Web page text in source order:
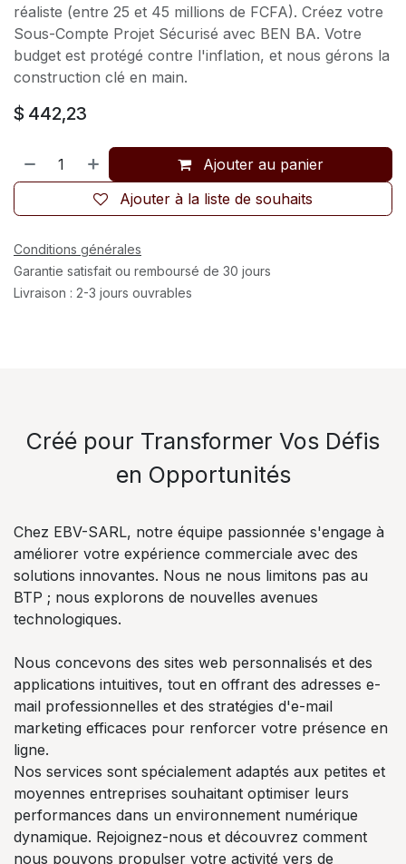
réaliste (entre 25 et 45 millions de FCFA). Créez votre
Sous-Compte Projet Sécurisé avec BEN BA. Votre
budget est protégé contre l'inflation, et nous gérons la
construction clé en main.
$ 442,23
Ajouter au panier
Ajouter à la liste de souhaits
Conditions générales
Garantie satisfait ou remboursé de 30 jours
Livraison : 2-3 jours ouvrables
Créé pour Transformer Vos Défis
en Opportunités
Chez EBV-SARL, notre équipe passionnée s'engage à
améliorer votre expérience commerciale avec des
solutions innovantes. Nous ne nous limitons pas au
BTP ; nous explorons de nouvelles avenues
technologiques.
Nous concevons des sites web personnalisés et des
applications intuitives, tout en offrant des adresses e-
mail professionnelles et des stratégies d'e-mail
marketing efficaces pour renforcer votre présence en
ligne.
Nos services sont spécialement adaptés aux petites et
moyennes entreprises souhaitant optimiser leurs
performances dans un environnement numérique
dynamique. Rejoignez-nous et découvrez comment
nous pouvons propulser votre activité vers de